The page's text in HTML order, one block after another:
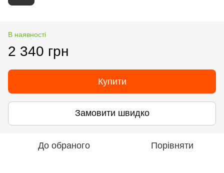
В наявності
2 340 грн
Купити
Замовити швидко
До обраного Порівняти